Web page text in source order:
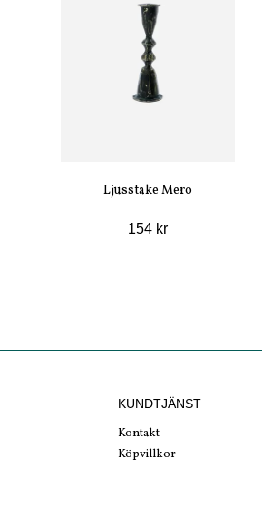
Ljusstake Mero
154 kr
KUNDTJÄNST
Kontakt
Köpvillkor